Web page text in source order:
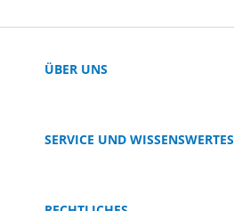
ÜBER UNS
SERVICE UND WISSENSWERTES